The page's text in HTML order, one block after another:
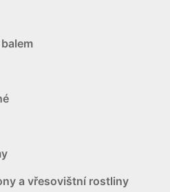
a vřesovištní rostliny